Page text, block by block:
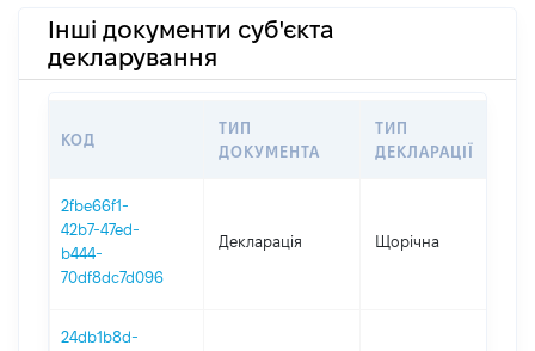
Інші документи суб'єкта
декларування
КОД
ТИП
ДОКУМЕНТА
ТИП
ДЕКЛАРАЦІЇ
2fbe66f1-
42b7-47ed-
b444-
70df8dc7d096
Декларація Щорічна
24db1b8d-